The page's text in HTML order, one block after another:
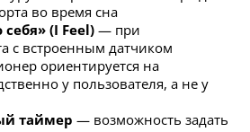
во время сна
(I Feel)— при
с встроенным датчиком
ориентируется на
у пользователя, а не у
таймер — возможность задать